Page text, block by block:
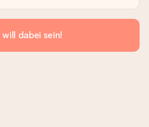
will dabei sein!